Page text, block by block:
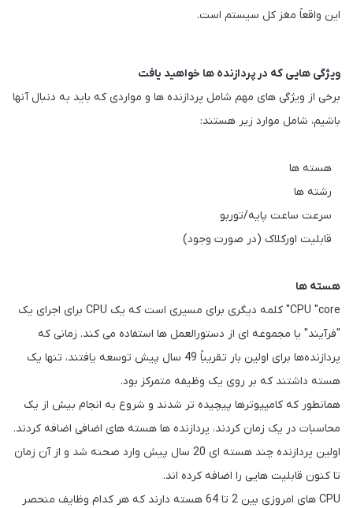
این واقعاً مغز کل سیستم است.
ویژگی هایی که در پردازنده ها خواهید یافت
برخی از ویژگی های مهم شامل پردازنده ها و مواردی که باید به دنبال آنها
باشیم، شامل موارد زیر هستند:
هسته ها
رشته ها
سرعت ساعت پایه/توربو
قابلیت اورکلاک (در صورت وجود)
هسته ها
CPU "core" کلمه دیگری برای مسیری است که یک CPU برای اجرای یک
"فرآیند" یا مجموعه ای از دستورالعمل ها استفاده می کند. زمانی که
پردازنده‌ها برای اولین بار تقریباً 49 سال پیش توسعه یافتند، تنها یک
هسته داشتند که بر روی یک وظیفه متمرکز بود.
همانطور که کامپیوترها پیچیده تر شدند و شروع به انجام بیش از یک
محاسبات در یک زمان کردند، پردازنده ها هسته های اضافی اضافه کردند.
اولین پردازنده چند هسته ای 20 سال پیش وارد صحنه شد و از آن زمان
تا کنون قابلیت هایی را اضافه کرده اند.
CPU های امروزی بین 2 تا 64 هسته دارند که هر کدام وظایف منحصر